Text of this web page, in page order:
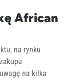
African
na rynku
na kilka